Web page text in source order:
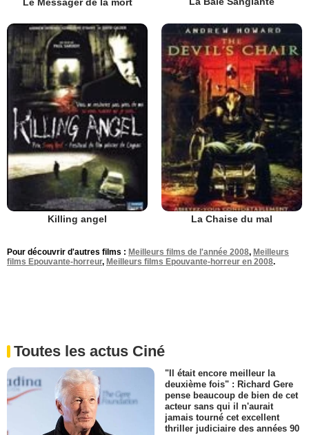
Killing angel La Chaise du mal
Pour découvrir d'autres films : Meilleurs films de l'année 2008, Meilleurs
films Epouvante-horreur, Meilleurs films Epouvante-horreur en 2008.
Toutes les actus Ciné
"Il était encore meilleur la
deuxième fois" : Richard Gere
pense beaucoup de bien de cet
acteur sans qui il n'aurait
jamais tourné cet excellent
thriller judiciaire des années 90